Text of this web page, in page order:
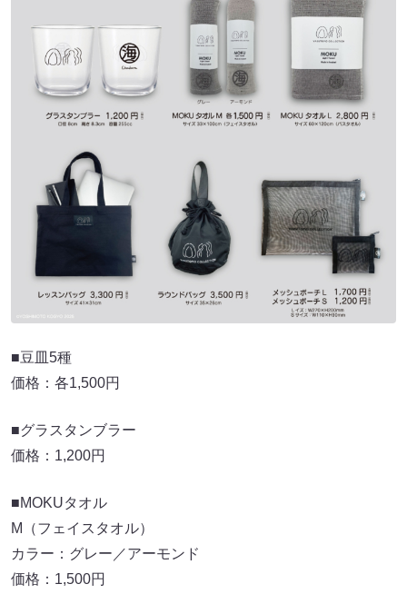
■豆皿5種
価格：各1,500円
■グラスタンブラー
価格：1,200円
■MOKUタオル
M（フェイスタオル）
カラー：グレー／アーモンド
価格：1,500円